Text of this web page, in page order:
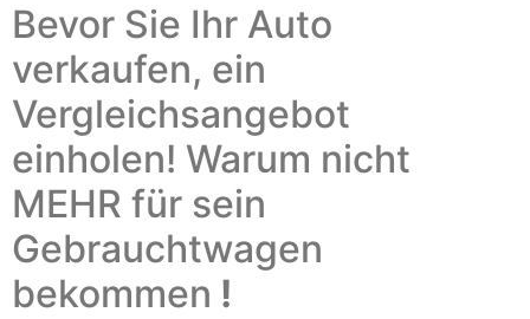
Bevor Sie Ihr Auto
verkaufen, ein
Vergleichsangebot
einholen! Warum nicht
MEHR für sein
Gebrauchtwagen
bekommen !